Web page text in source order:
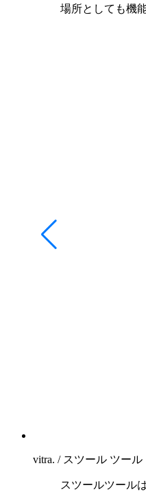
場所としても機
vitra. / スツール ツール
スツールツール